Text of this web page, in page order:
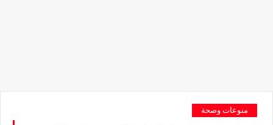
منوعات وصحة